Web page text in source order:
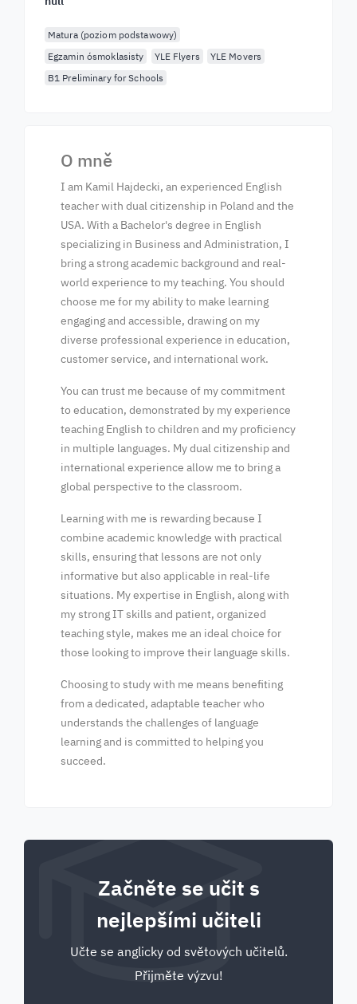
Matura (poziom podstawowy)
Egzamin ósmoklasisty
YLE Flyers
YLE Movers
B1 Preliminary for Schools
O mně
I am Kamil Hajdecki, an experienced English
teacher with dual citizenship in Poland and the
USA. With a Bachelor's degree in English
specializing in Business and Administration, I
bring a strong academic background and real-
world experience to my teaching. You should
choose me for my ability to make learning
engaging and accessible, drawing on my
diverse professional experience in education,
customer service, and international work.
You can trust me because of my commitment
to education, demonstrated by my experience
teaching English to children and my proficiency
in multiple languages. My dual citizenship and
international experience allow me to bring a
global perspective to the classroom.
Learning with me is rewarding because I
combine academic knowledge with practical
skills, ensuring that lessons are not only
informative but also applicable in real-life
situations. My expertise in English, along with
my strong IT skills and patient, organized
teaching style, makes me an ideal choice for
those looking to improve their language skills.
Choosing to study with me means benefiting
from a dedicated, adaptable teacher who
understands the challenges of language
learning and is committed to helping you
succeed.
Začněte se učit s
nejlepšími učiteli
Učte se anglicky od světových učitelů.
Přijměte výzvu!